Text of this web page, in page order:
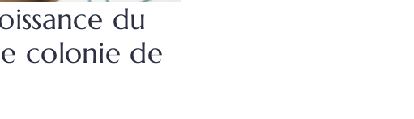
du
colonie de